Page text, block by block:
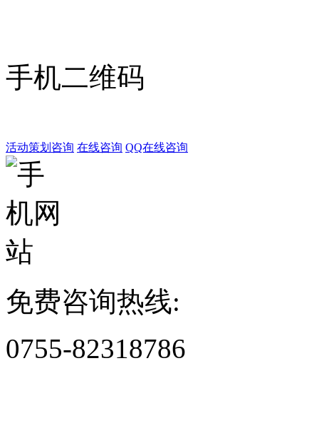
手机二维码
活动策划咨询 在线咨询 QQ在线咨询
免费咨询热线:
0755-82318786